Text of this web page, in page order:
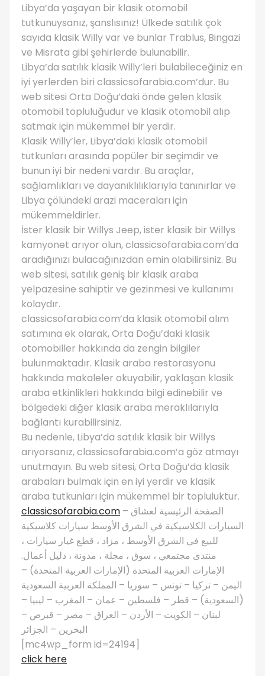
Libya’da yaşayan bir klasik otomobil
tutkunuysanız, şanslısınız! Ülkede satılık çok
sayıda klasik Willy var ve bunlar Trablus, Bingazi
ve Misrata gibi şehirlerde bulunabilir.
Libya’da satılık klasik Willy’leri bulabileceğiniz en
iyi yerlerden biri classicsofarabia.com’dur. Bu
web sitesi Orta Doğu’daki önde gelen klasik
otomobil topluluğudur ve klasik otomobil alıp
satmak için mükemmel bir yerdir.
Klasik Willy’ler, Libya’daki klasik otomobil
tutkunları arasında popüler bir seçimdir ve
bunun iyi bir nedeni vardır. Bu araçlar,
sağlamlıkları ve dayanıklılıklarıyla tanınırlar ve
Libya çölündeki arazi maceraları için
mükemmeldirler.
İster klasik bir Willys Jeep, ister klasik bir Willys
kamyonet arıyor olun, classicsofarabia.com’da
aradığınızı bulacağınızdan emin olabilirsiniz. Bu
web sitesi, satılık geniş bir klasik araba
yelpazesine sahiptir ve gezinmesi ve kullanımı
kolaydır.
classicsofarabia.com’da klasik otomobil alım
satımına ek olarak, Orta Doğu’daki klasik
otomobiller hakkında da zengin bilgiler
bulunmaktadır. Klasik araba restorasyonu
hakkında makaleler okuyabilir, yaklaşan klasik
araba etkinlikleri hakkında bilgi edinebilir ve
bölgedeki diğer klasik araba meraklılarıyla
bağlantı kurabilirsiniz.
Bu nedenle, Libya’da satılık klasik bir Willys
arıyorsanız, classicsofarabia.com’a göz atmayı
unutmayın. Bu web sitesi, Orta Doğu’da klasik
arabaları bulmak için en iyi yerdir ve klasik
araba tutkunları için mükemmel bir topluluktur.
classicsofarabia.com – الصفحة الرئيسية لعشاق
السيارات الكلاسيكية في الشرق الأوسط سيارات كلاسيكية
للبيع في الشرق الأوسط ، مزاد ، قطع غيار سيارات ،
منتدى مجتمعي ، سوق ، مجلة ، مدونة ، دليل أعمال.
الإمارات العربية المتحدة (الإمارات العربية المتحدة) –
اليمن – تركيا – تونس – سوريا – المملكة العربية السعودية
(السعودية) – قطر – فلسطين – عمان – المغرب – ليبيا –
لبنان – الكويت – الأردن – العراق – مصر – قبرص –
البحرين – الجزائر
[mc4wp_form id=24194]
click here